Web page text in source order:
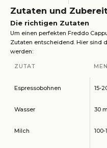
Zutaten und
Die richtigen Zutaten
Um einen perfekten Freddo
Zutaten entscheidend. Hier sind
werden:
ZUTAT
Espressobohnen 15-
Wasser 30
Milch